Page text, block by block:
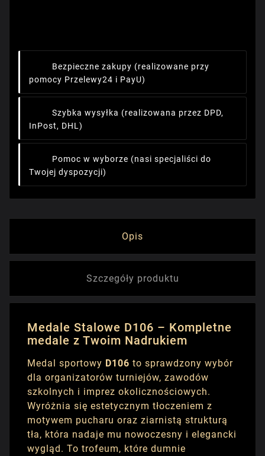
Bezpieczne zakupy (realizowane przy
pomocy Przelewy24 i PayU)
Szybka wysyłka (realizowana przez DPD,
InPost, DHL)
Pomoc w wyborze (nasi specjaliści do
Twojej dyspozycji)
Opis
Szczegóły produktu
Medale Stalowe D106 – Kompletne
medale z Twoim Nadrukiem
Medal sportowy D106 to sprawdzony wybór
dla organizatorów turniejów, zawodów
szkolnych i imprez okolicznościowych.
Wyróżnia się estetycznym tłoczeniem z
motywem pucharu oraz ziarnistą strukturą
tła, która nadaje mu nowoczesny i elegancki
wygląd. To trofeum, które dumnie